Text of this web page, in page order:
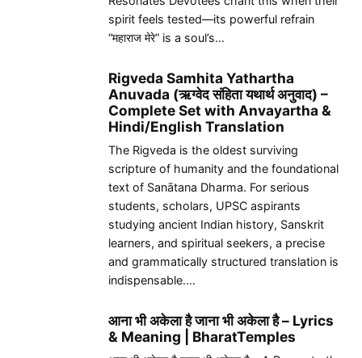
spirit feels tested—its powerful refrain
“महाराज मेरे” is a soul’s…
Rigveda Samhita Yathartha
Anuvada (ऋग्वेद संहिता यथार्थ अनुवाद) –
Complete Set with Anvayartha &
Hindi/English Translation
The Rigveda is the oldest surviving
scripture of humanity and the foundational
text of Sanātana Dharma. For serious
students, scholars, UPSC aspirants
studying ancient Indian history, Sanskrit
learners, and spiritual seekers, a precise
and grammatically structured translation is
indispensable.…
आना भी अकेला है जाना भी अकेला है – Lyrics
& Meaning | BharatTemples